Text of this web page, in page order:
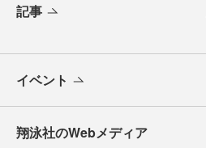
記事
イベント
翔泳社のWebメディア